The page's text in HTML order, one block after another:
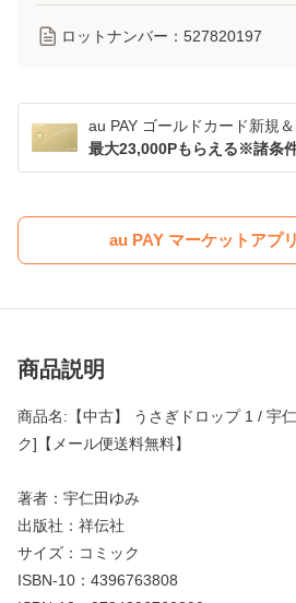
ロットナンバー： 527820197
au PAY ゴールドカード新規
最大23,000Pもらえる※諸条
au PAY マーケットアプ
商品説明
商品名:【中古】 うさぎドロップ 1 / 宇
ク]【メール便送料無料】
著者：宇仁田ゆみ
出版社：祥伝社
サイズ：コミック
ISBN-10：4396763808